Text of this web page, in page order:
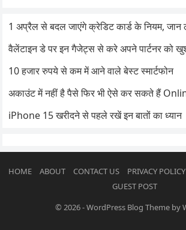
1 अप्रैल से बदल जाएंगे क्रेडिट कार्ड के नियम, जान
वैलेंटाइन डे पर इन गैजेट्स से करे अपने पार्टनर को
10 हजार रुपये से कम में आने वाले बेस्ट स्मार्टफोन
अकाउंट में नहीं है पैसे फिर भी ऐसे कर सकते हैं
iPhone 15 खरीदने से पहले रखें इन बातों का ध्यान
HOME ABOUT CONTACT US PRIVACY POLICY
GUEST POST
© 2026-WordPress Blog Themeby